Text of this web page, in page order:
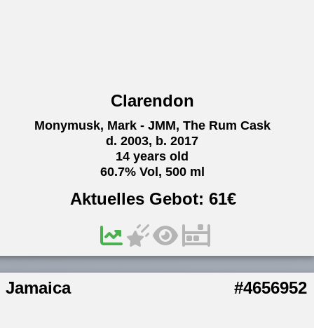
Clarendon
Monymusk, Mark - JMM, The Rum Cask
d. 2003, b. 2017
14 years old
60.7% Vol, 500 ml
Aktuelles Gebot:61€
Jamaica #4656952